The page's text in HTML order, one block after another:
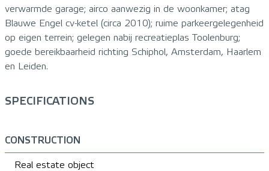
verwarmde garage; airco aanwezig in de woonkamer; atag
Blauwe Engel cv-ketel (circa 2010); ruime parkeergelegenheid
op eigen terrein; gelegen nabij recreatieplas Toolenburg;
goede bereikbaarheid richting Schiphol, Amsterdam, Haarlem
en Leiden.
SPECIFICATIONS
CONSTRUCTION
Real estate object